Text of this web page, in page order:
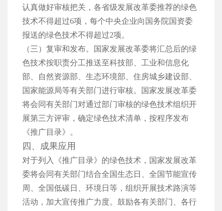
认真做好审核把关，各省级发展改革委推荐的绿色
技术不得超过6项，每个中央企业向国务院国资委
报送的绿色技术不得超过2项。
（三）复审和发布。国家发展改革委将汇总后的绿
色技术按职责分工推送至科技部、工业和信息化
部、自然资源部、生态环境部、住房城乡建设部、
国家能源局等有关部门进行审核。国家发展改革委
将会同有关部门对通过部门审核的绿色技术组织开
展第三方评审，确定绿色技术清单，按程序发布
《推广目录》。
四、成果应用
对于列入《推广目录》的绿色技术，国家发展改革
委将会同有关部门结合全国生态日、全国节能宣传
周、全国低碳日、环境日等，组织开展技术路演等
活动，加大宣传推广力度。鼓励各有关部门、各行